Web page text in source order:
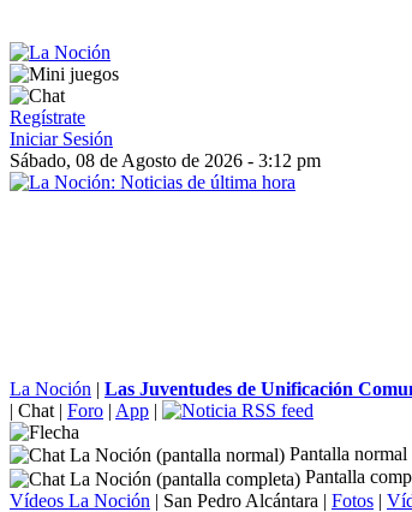
Regístrate
Iniciar Sesión
Sábado, 08 de Agosto de 2026 - 3:12 pm
La Noción | Las Juventudes de Unificación
| Chat | Foro | App |
Pantalla normal
Pantalla
Vídeos La Noción | San Pedro Alcántara | Fotos |